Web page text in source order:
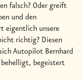
falsch? Oder greift
und den
eigentlich unsere
richtig? Diesen
Autopilot Bernhard
behelligt, begeistert